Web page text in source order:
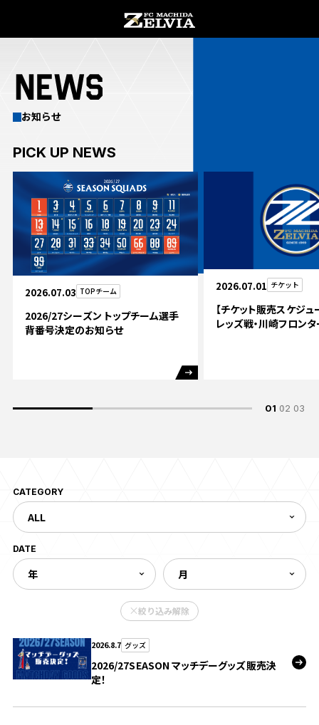
お知らせ
お知らせトップ
TOPチーム
試合情報
イベント
アカデミー
スクール
その他
試合情報
試合情報トップ
試合データ
試合日程・結果
観戦する
観戦するトップ
チケット購入手順
スタジアムアクセス
スタジアム観戦ガイド
ビジターサポーターの皆様へ
車イスでの観戦
クラブを知る
シーズンシート
ＦＣ町田ゼルビアをサポート
トレーニングの見学・ファンサービス
三輪緑山ベースを利用
ホームタウン
ゼルビアアシスト募集
ゼルビアアシスト協賛企業一覧
ゼル塾
ＦＣ町田ゼルビアスポーツクラブ
パートナートップ
お問い合わせ利用規約肖像権・ロゴについて
お知らせ
PICK UP NEWS
2026.07.03 TOPチーム
2026/27シーズン トップチーム選手
背番号決定のお知らせ
2026.07.01 チケット
【チケット販売スケジュ
レッズ戦・川崎フロン
01 02 03
DATE
CATEGORY
DATE
絞り込み解除
2026.8.7 グッズ
2026/27SEASON マッチデーグッズ販売決
定！